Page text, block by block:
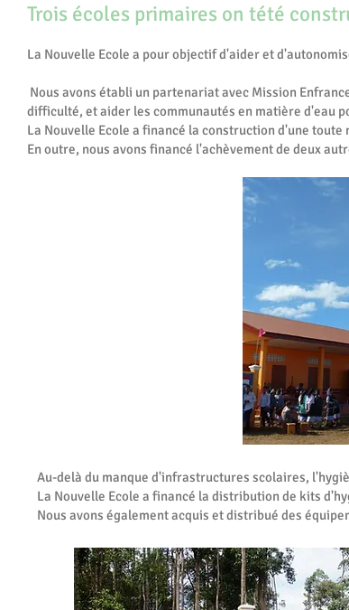
Trois écoles primaires on tété
La Nouvelle Ecole a pour objectif d'aider et
Nous avons établi un partenariat avec Mission
difficulté, et aider les communautés en matière d'eau
La Nouvelle Ecole a financé la construction d'une
En outre, nous avons financé l'achèvement de deux
Au-delà du manque d'infrastructures scolaires,
La Nouvelle Ecole a financé la distribution de kits
Nous avons également acquis et distribué des